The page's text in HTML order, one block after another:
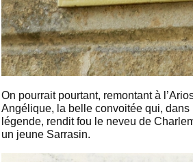
On pourrait pourtant, remontant à
Angélique, la belle convoitée qui, dans
légende, rendit fou le neveu de
un jeune Sarrasin.